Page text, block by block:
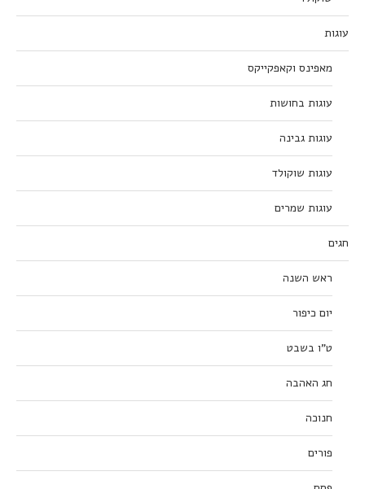
עוגות
מאפינס וקאפקייקס
עוגות בחושות
עוגות גבינה
עוגות שוקולד
עוגות שמרים
חגים
ראש השנה
יום כיפור
ט”ו בשבט
חג האהבה
חנוכה
פורים